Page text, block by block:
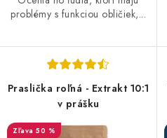
problémy s funkciou obličiek,...
Praslička roľná - Extrakt 10:1
v prášku
50 %